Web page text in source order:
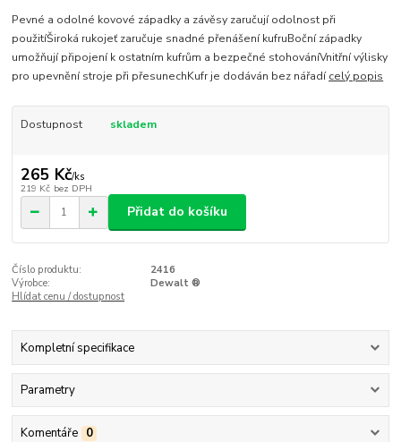
Pevné a odolné kovové západky a závěsy zaručují odolnost při
použitíŠiroká rukojeť zaručuje snadné přenášení kufruBoční západky
umožňují připojení k ostatním kufrům a bezpečné stohováníVnitřní výlisky
pro upevnění stroje při přesunechKufr je dodáván bez nářadícelý popis
Dostupnost skladem
265 Kč/ks
219 Kč bez DPH
Přidat do košíku
Číslo produktu:
2416
Výrobce:
Dewalt ®
Hlídat cenu / dostupnost
Kompletní specifikace
Parametry
Komentáře 0